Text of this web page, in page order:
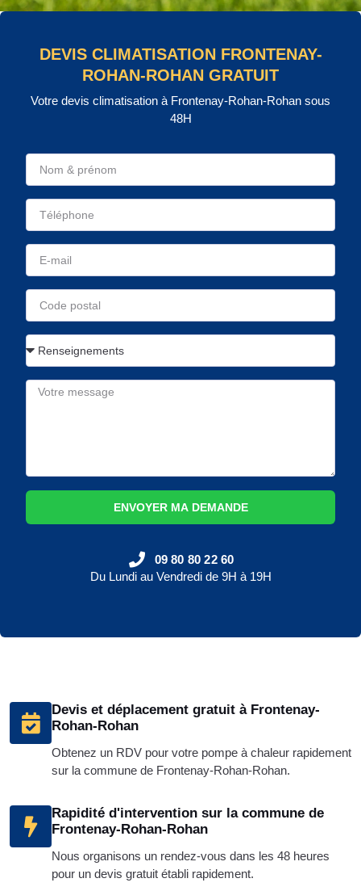
Devis et déplacement gratuit à Frontenay-
Rohan-Rohan
Obtenez un RDV pour votre pompe à chaleur rapidement
sur la commune de Frontenay-Rohan-Rohan.
Rapidité d'intervention sur la commune de
Frontenay-Rohan-Rohan
Nous organisons un rendez-vous dans les 48 heures
pour un devis gratuit établi rapidement.
DEVIS CLIMATISATION FRONTENAY-
ROHAN-ROHAN GRATUIT
Votre devis climatisation à Frontenay-Rohan-Rohan sous
48H
ENVOYER MA DEMANDE
09 80 80 22 60
Du Lundi au Vendredi de 9H à 19H